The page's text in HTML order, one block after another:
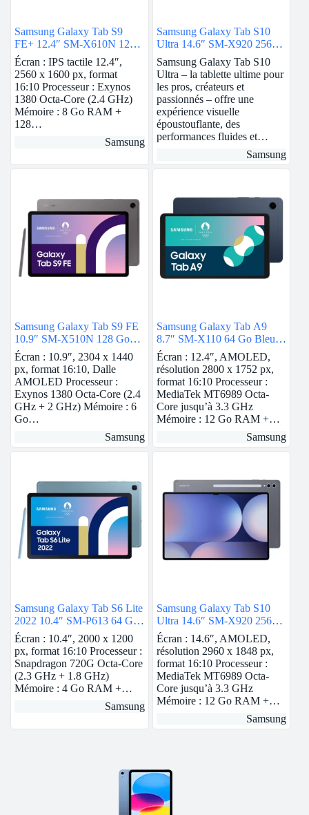
Samsung Galaxy Tab S9
FE+ 12.4″ SM-X610N 128
Go Anthracite
Écran : IPS tactile 12.4″,
2560 x 1600 px, format
16:10 Processeur : Exynos
1380 Octa-Core (2.4 GHz)
Mémoire : 8 Go RAM +
128…
Samsung
Samsung Galaxy Tab S10
Ultra 14.6″ SM-X920 256
Go Gris Wi-Fi
Samsung Galaxy Tab S10
Ultra – la tablette ultime pour
les pros, créateurs et
passionnés – offre une
expérience visuelle
époustouflante, des
performances fluides et…
Samsung
Samsung Galaxy Tab S9 FE
10.9″ SM-X510N 128 Go
Anthracite 5G
Écran : 10.9″, 2304 x 1440
px, format 16:10, Dalle
AMOLED Processeur :
Exynos 1380 Octa-Core (2.4
GHz + 2 GHz) Mémoire : 6
Go…
Samsung
Samsung Galaxy Tab A9
8.7″ SM-X110 64 Go Bleu
Wi-Fi
Écran : 12.4″, AMOLED,
résolution 2800 x 1752 px,
format 16:10 Processeur :
MediaTek MT6989 Octa-
Core jusqu’à 3.3 GHz
Mémoire : 12 Go RAM +…
Samsung
Samsung Galaxy Tab S6 Lite
2022 10.4″ SM-P613 64 Go
Bleu Wi-Fi
Écran : 10.4″, 2000 x 1200
px, format 16:10 Processeur :
Snapdragon 720G Octa-Core
(2.3 GHz + 1.8 GHz)
Mémoire : 4 Go RAM +…
Samsung
Samsung Galaxy Tab S10
Ultra 14.6″ SM-X920 256
Go Gris 5G
Écran : 14.6″, AMOLED,
résolution 2960 x 1848 px,
format 16:10 Processeur :
MediaTek MT6989 Octa-
Core jusqu’à 3.3 GHz
Mémoire : 12 Go RAM +…
Samsung